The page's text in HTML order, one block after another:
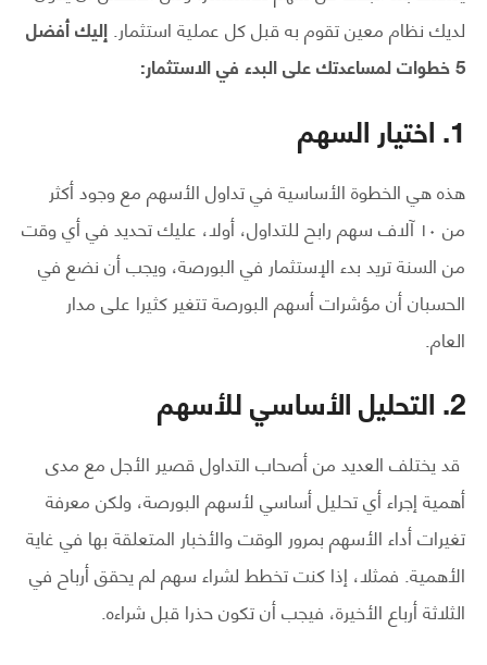
لديك نظام معين تقوم به قبل كل عملية استثمار.إليك أفضل
5 خطوات لمساعدتك على البدء في الاستثمار:
1. اختيار السهم
هذه هي الخطوة الأساسية في تداول الأسهم مع وجود أكثر
من ١٠ آلاف سهم رابح للتداول، أولا، عليك تحديد في أي وقت
من السنة تريد بدء الإستثمار في البورصة، ويجب أن نضع في
الحسبان أن مؤشرات أسهم البورصة تتغير كثيرا على مدار
العام.
2. التحليل الأساسي للأسهم
قد يختلف العديد من أصحاب التداول قصير الأجل مع مدى
أهمية إجراء أي تحليل أساسي لأسهم البورصة، ولكن معرفة
تغيرات أداء الأسهم بمرور الوقت والأخبار المتعلقة بها في غاية
الأهمية. فمثلا، إذا كنت تخطط لشراء سهم لم يحقق أرباح في
الثلاثة أرباع الأخيرة، فيجب أن تكون حذرا قبل شراءه.